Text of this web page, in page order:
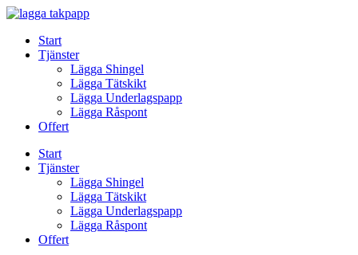
Skip
contentStart
Tjänster
Lägga Shingel
Lägga Tätskikt
Lägga Underlagspapp
Lägga Råspont
Offert
Start
Tjänster
Lägga Shingel
Lägga Tätskikt
Lägga Underlagspapp
Lägga Råspont
Offert